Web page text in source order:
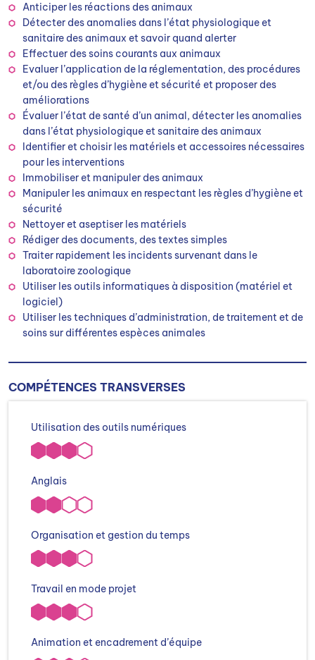
Anticiper les réactions des animaux
Détecter des anomalies dans l’état physiologique et
sanitaire des animaux et savoir quand alerter
Effectuer des soins courants aux animaux
Evaluer l’application de la réglementation, des procédures
et/ou des règles d’hygiène et sécurité et proposer des
améliorations
Évaluer l’état de santé d’un animal, détecter les anomalies
dans l’état physiologique et sanitaire des animaux
Identifier et choisir les matériels et accessoires nécessaires
pour les interventions
Immobiliser et manipuler des animaux
Manipuler les animaux en respectant les règles d’hygiène et
sécurité
Nettoyer et aseptiser les matériels
Rédiger des documents, des textes simples
Traiter rapidement les incidents survenant dans le
laboratoire zoologique
Utiliser les outils informatiques à disposition (matériel et
logiciel)
Utiliser les techniques d’administration, de traitement et de
soins sur différentes espèces animales
COMPÉTENCES TRANSVERSES
Utilisation des outils numériques
Anglais
Organisation et gestion du temps
Travail en mode projet
Animation et encadrement d’équipe